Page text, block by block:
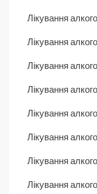
Лікування
Лікування
Лікування
Лікування
Лікування
Лікування
Лікування
Лікування